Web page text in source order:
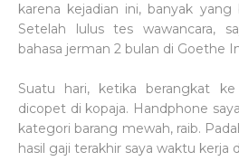
karena kejadian ini, banyak yang
Setelah lulus tes wawancara,
bahasa jerman 2 bulan di Goethe
Suatu hari, ketika berangkat
dicopet di kopaja. Handphone
kategori barang mewah, raib.
hasil gaji terakhir saya waktu kerja